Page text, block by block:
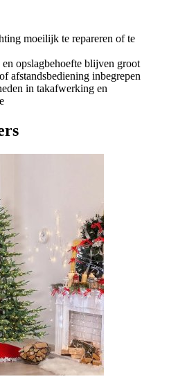
moeilijk te repareren of te
opslagbehoefte blijven groot
afstandsbediening inbegrepen
in takafwerking en